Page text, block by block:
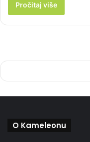
Pročitaj više
O Kameleonu